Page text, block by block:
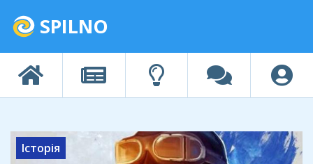
SPILNO
Історія